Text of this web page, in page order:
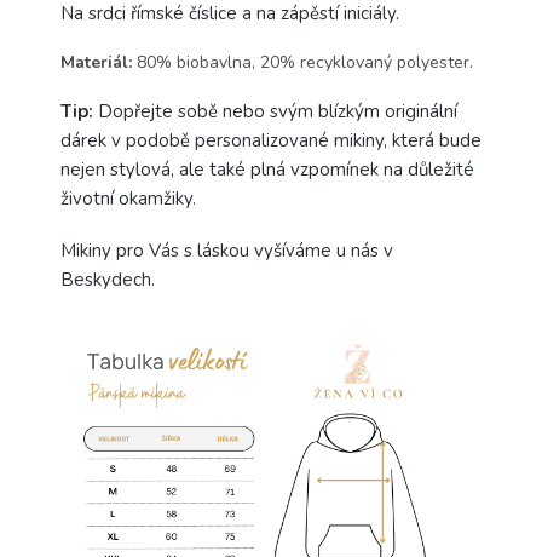
Na srdci římské číslice a na zápěstí iniciály.
Materiál: 80% biobavlna, 20% recyklovaný polyester.
Tip: Dopřejte sobě nebo svým blízkým originální
dárek v podobě personalizované mikiny, která bude
nejen stylová, ale také plná vzpomínek na důležité
životní okamžiky.
Mikiny pro Vás s láskou vyšíváme u nás v
Beskydech.